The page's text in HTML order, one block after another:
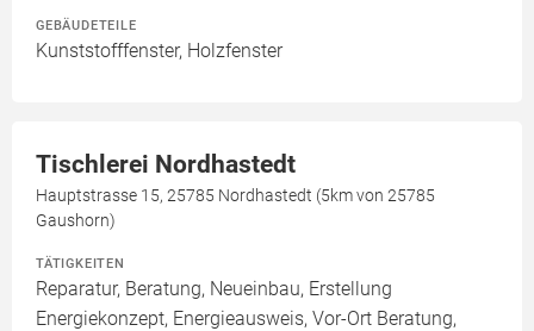
GEBÄUDETEILE
Kunststofffenster, Holzfenster
Tischlerei Nordhastedt
Hauptstrasse 15, 25785 Nordhastedt (5km von 25785
Gaushorn)
TÄTIGKEITEN
Reparatur, Beratung, Neueinbau, Erstellung
Energiekonzept, Energieausweis, Vor-Ort Beratung,